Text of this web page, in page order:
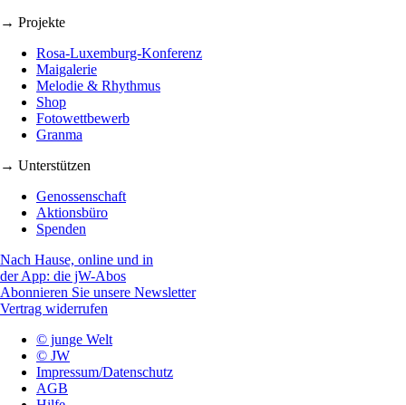
→ Projekte
Rosa-Luxemburg-Konferenz
Maigalerie
Melodie & Rhythmus
Shop
Fotowettbewerb
Granma
→ Unterstützen
Genossenschaft
Aktionsbüro
Spenden
Nach Hause, online und in
der App: die jW-Abos
Abonnieren Sie unsere Newsletter
Vertrag widerrufen
© junge Welt
© JW
Impressum/Datenschutz
AGB